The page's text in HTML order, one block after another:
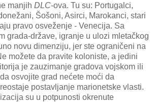
manjih DLC-ova. Tu su: Portugalci,
Šošoni, Asirci, Marokanci, stari
pravo osveženje - Venecija. Sa
grada-države, igranje u ulozi mletačkog
novu dimenziju, jer ste ograničeni na
možete da pravite koloniste, a jedini
je zauzimanje gradova vojskom ili
osvojite grad nećete moći da
postavljanje marionetske vlasti.
su u potpunosti okrenute